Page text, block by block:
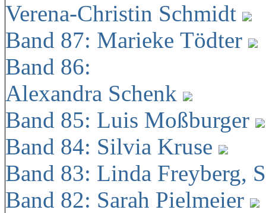
Verena-Christin Schmidt
Band 87: Marieke Tödter
Band 86:
Alexandra Schenk
Band 85: Luis Moßburger
Band 84: Silvia Kruse
Band 83: Linda Freyberg,
Band 82: Sarah Pielmeier